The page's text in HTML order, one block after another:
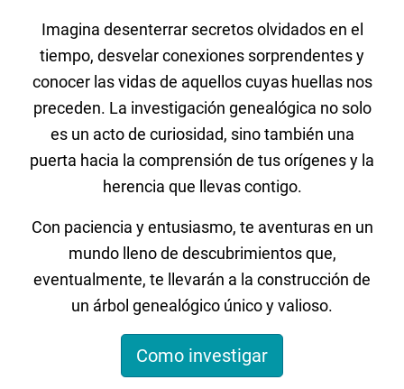
Imagina desenterrar secretos olvidados en el
tiempo, desvelar conexiones sorprendentes y
conocer las vidas de aquellos cuyas huellas nos
preceden. La investigación genealógica no solo
es un acto de curiosidad, sino también una
puerta hacia la comprensión de tus orígenes y la
herencia que llevas contigo.
Con paciencia y entusiasmo, te aventuras en un
mundo lleno de descubrimientos que,
eventualmente, te llevarán a la construcción de
un árbol genealógico único y valioso.
Como investigar